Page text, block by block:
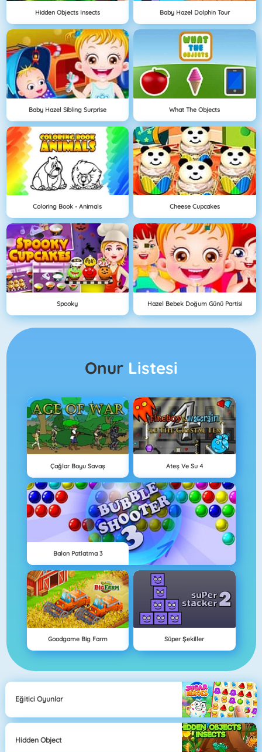
Hidden Objects Insects Baby Hazel Dolphin Tour
Baby Hazel Sibling Surprise What The Objects
Coloring Book - Animals Cheese Cupcakes
Spooky Hazel Bebek Doğum Günü Partisi
Onur Listesi
Çağlar Boyu Savaş Ateş Ve Su 4
Balon Patlatma 3
Goodgame Big Farm Süper Şekiller
Eğitici Oyunlar
Hidden Object